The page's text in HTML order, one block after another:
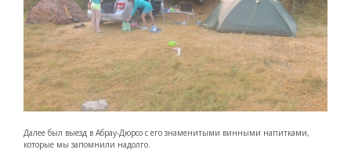
Далее был выезд в Абрау-Дюрсо с его знаменитыми винными напитками,
которые мы запомнили надолго.